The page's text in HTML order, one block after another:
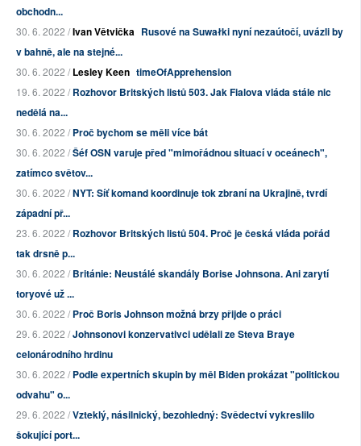
obchodn...
30. 6. 2022 /Ivan Větvička Rusové na Suwałki nyní nezaútočí, uvázli by
v bahně, ale na stejné...
30. 6. 2022 /Lesley Keen timeOfApprehension
19. 6. 2022 /Rozhovor Britských listů 503. Jak Fialova vláda stále nic
nedělá na...
30. 6. 2022 /Proč bychom se měli více bát
30. 6. 2022 /Šéf OSN varuje před "mimořádnou situací v oceánech",
zatímco světov...
30. 6. 2022 /NYT: Síť komand koordinuje tok zbraní na Ukrajině, tvrdí
západní př...
23. 6. 2022 /Rozhovor Britských listů 504. Proč je česká vláda pořád
tak drsně p...
30. 6. 2022 /Británie: Neustálé skandály Borise Johnsona. Ani zarytí
toryové už ...
30. 6. 2022 /Proč Boris Johnson možná brzy přijde o práci
29. 6. 2022 /Johnsonovi konzervativci udělali ze Steva Braye
celonárodního hrdinu
30. 6. 2022 /Podle expertních skupin by měl Biden prokázat "politickou
odvahu" o...
29. 6. 2022 /Vzteklý, násilnický, bezohledný: Svědectví vykreslilo
šokující port...